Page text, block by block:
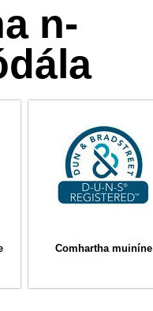
n-
Comhartha muiníne